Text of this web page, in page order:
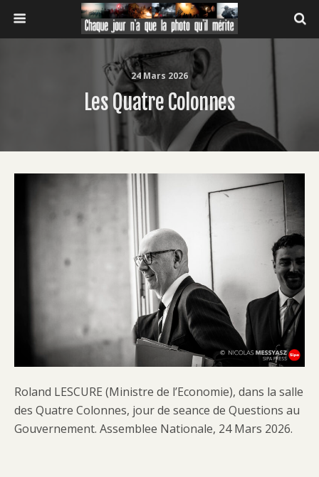
24 Mars 2026
Les Quatre Colonnes
Roland LESCURE (Ministre de l’Economie), dans la salle
des Quatre Colonnes, jour de seance de Questions au
Gouvernement. Assemblee Nationale, 24 Mars 2026.